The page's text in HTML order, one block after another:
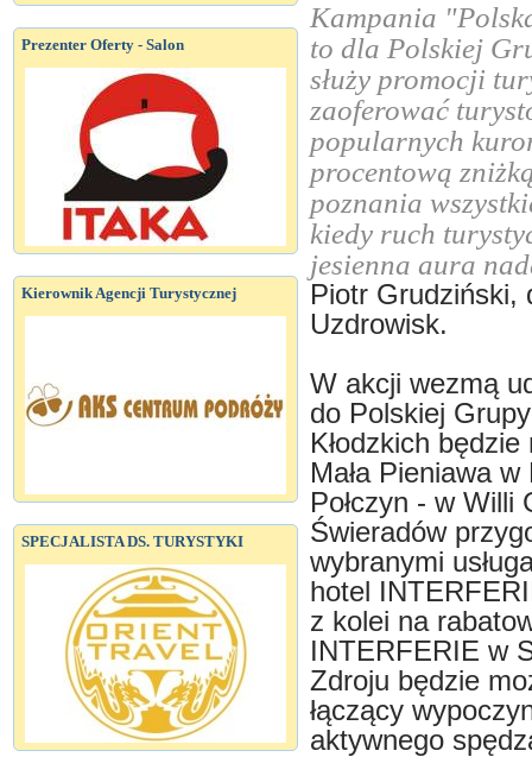
Prezenter Oferty - Salon
Kierownik Agencji Turystycznej
SPECJALISTA DS. TURYSTYKI
Kampania
to dla Polskiej
służy promocji
zaoferować
popularnych
procentową
poznania
kiedy ruch
jesienna aura
Piotr Grudziński,
Uzdrowisk.
W akcji wezmą
do Polskiej
Kłodzkich
Mała Pieniawa
Połczyn - w
Świeradów
wybranymi
hotel
z kolei na
INTERFERIE w
Zdroju będzie
łączący
aktywnego